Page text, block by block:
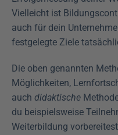
Vielleicht ist
auch für dein
festgelegte Ziele
Die oben genannten
Möglichkeiten,
auch didaktische
du beispielsweise
Weiterbildung